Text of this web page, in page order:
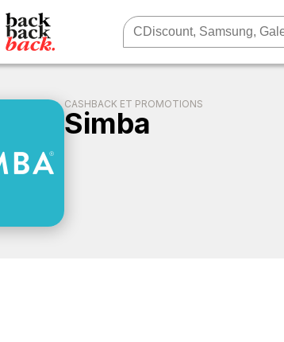
CASHBACK ET PROMOTIONS
Simba